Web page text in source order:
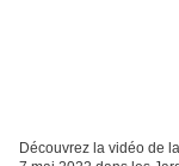
Découvrez la vidéo de